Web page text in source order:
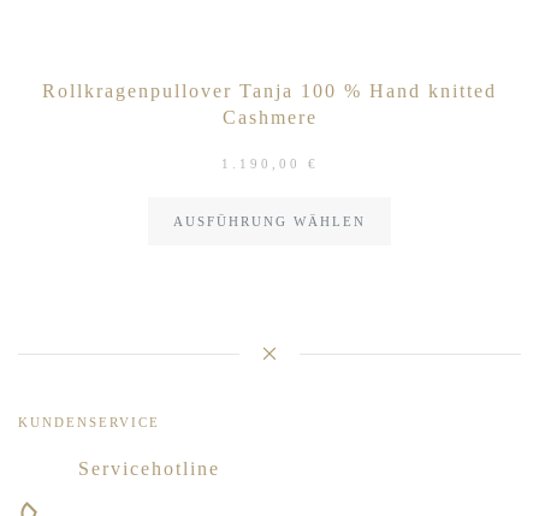
Rollkragenpullover Tanja 100 % Hand knitted
Cashmere
1.190,00 €
AUSFÜHRUNG WÄHLEN
KUNDENSERVICE
Servicehotline